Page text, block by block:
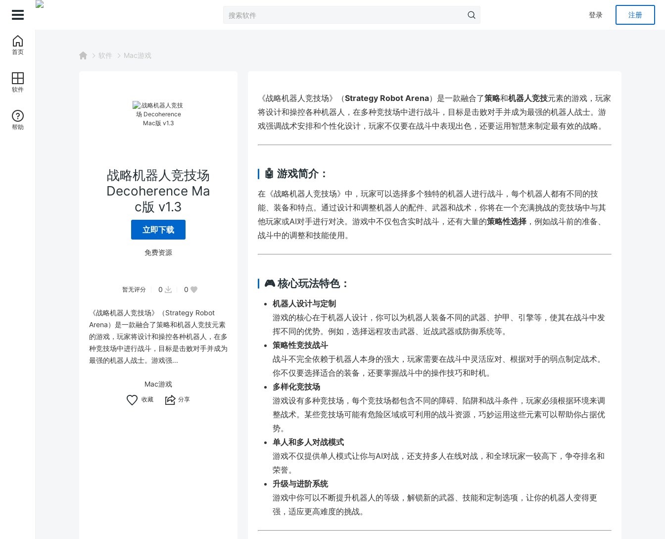
登录 注册
软件 Mac游戏
战略机器人竞技场
Decoherence Ma
c版 v1.3
立即下载
免费资源
暂无评分 0 0
《战略机器人竞技场》（Strategy Robot
Arena）是一款融合了策略和机器人竞技元素
的游戏，玩家将设计和操控各种机器人，在多
种竞技场中进行战斗，目标是击败对手并成为
最强的机器人战士。游戏强...
Mac游戏
分享
《战略机器人竞技场》（Strategy Robot Arena）是一款融合了策略和机器人竞技元素的游戏，玩家
将设计和操控各种机器人，在多种竞技场中进行战斗，目标是击败对手并成为最强的机器人战士。游
戏强调战术安排和个性化设计，玩家不仅要在战斗中表现出色，还要运用智慧来制定最有效的战略。
🤖 游戏简介：
在《战略机器人竞技场》中，玩家可以选择多个独特的机器人进行战斗，每个机器人都有不同的技
能、装备和特点。通过设计和调整机器人的配件、武器和战术，你将在一个充满挑战的竞技场中与其
他玩家或AI对手进行对决。游戏中不仅包含实时战斗，还有大量的策略性选择 ，例如战斗前的准备、
战斗中的调整和技能使用。
🎮 核心玩法特色：
机器人设计与定制
游戏的核心在于机器人设计，你可以为机器人装备不同的武器、护甲、引擎等，使其在战斗中发
挥不同的优势。例如，选择远程攻击武器、近战武器或防御系统等。
策略性竞技战斗
战斗不完全依赖于机器人本身的强大，玩家需要在战斗中灵活应对、根据对手的弱点制定战术。
你不仅要选择适合的装备，还要掌握战斗中的操作技巧和时机。
多样化竞技场
游戏设有多种竞技场，每个竞技场都包含不同的障碍、陷阱和战斗条件，玩家必须根据环境来调
整战术。某些竞技场可能有危险区域或可利用的战斗资源，巧妙运用这些元素可以帮助你占据优
势。
单人和多人对战模式
游戏不仅提供单人模式让你与AI对战，还支持多人在线对战，和全球玩家一较高下，争夺排名和
荣誉。
升级与进阶系统
游戏中你可以不断提升机器人的等级，解锁新的武器、技能和定制选项，让你的机器人变得更
强，适应更高难度的挑战。
首页
软件
帮助